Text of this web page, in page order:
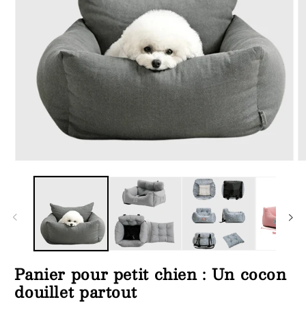
une
fenêtre
modale
Panier pour petit chien : Un cocon
douillet partout